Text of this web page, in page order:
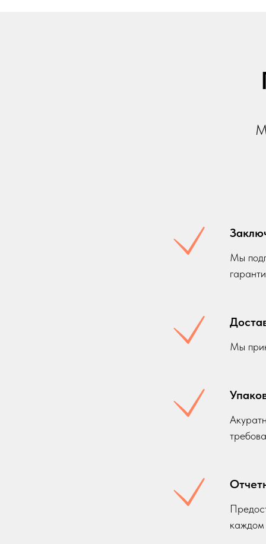
Мы
Мы
каждом